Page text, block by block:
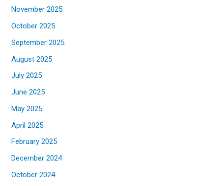
November 2025
October 2025
September 2025
August 2025
July 2025
June 2025
May 2025
April 2025
February 2025
December 2024
October 2024